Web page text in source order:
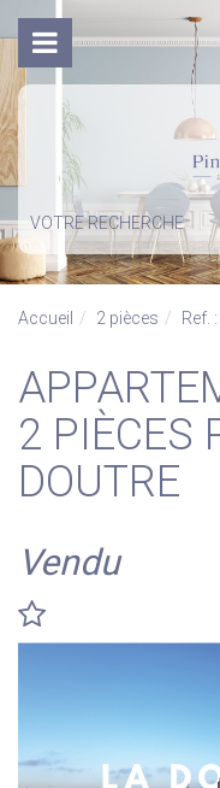
VOTRE RECHERCHE
Accueil 2 pièces Ref.
APPARTEMENT ANGERS
2 PIÈCES
DOUTRE
Vendu